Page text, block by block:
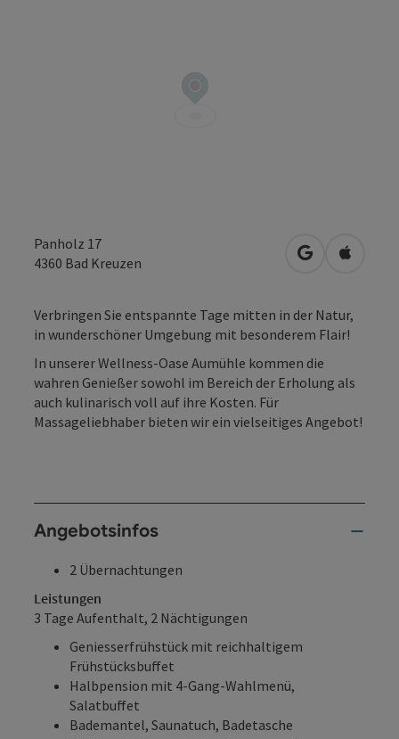
Panholz 17
4360 Bad Kreuzen in Google
in
Verbringen Sie entspannte Tage mitten in der Natur,
in wunderschöner Umgebung mit besonderem Flair!
In unserer Wellness-Oase Aumühle kommen die
wahren Genießer sowohl im Bereich der Erholung als
auch kulinarisch voll auf ihre Kosten. Für
Massageliebhaber bieten wir ein vielseitiges Angebot!
Angebotsinfos
2 Übernachtungen
Leistungen
3 Tage Aufenthalt, 2 Nächtigungen
Geniesserfrühstück mit reichhaltigem
Frühstücksbuffet
Halbpension mit 4-Gang-Wahlmenü,
Salatbuffet
Bademantel, Saunatuch, Badetasche